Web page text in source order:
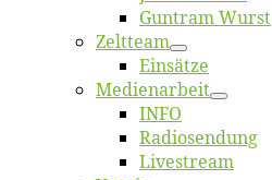
Gun­tram Wurst
Zelt­team
Ein­sät­ze
Me­di­en­ar­beit
INFO
Ra­dio­sen­dung
Live­stream